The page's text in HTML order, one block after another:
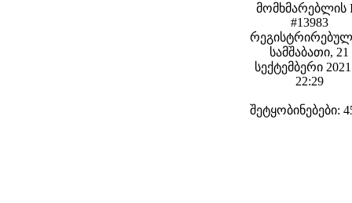
მომხმარებლის
#13983
სამშაბათი, 21
სექტემბერი
22:29
შეტყობინებები: